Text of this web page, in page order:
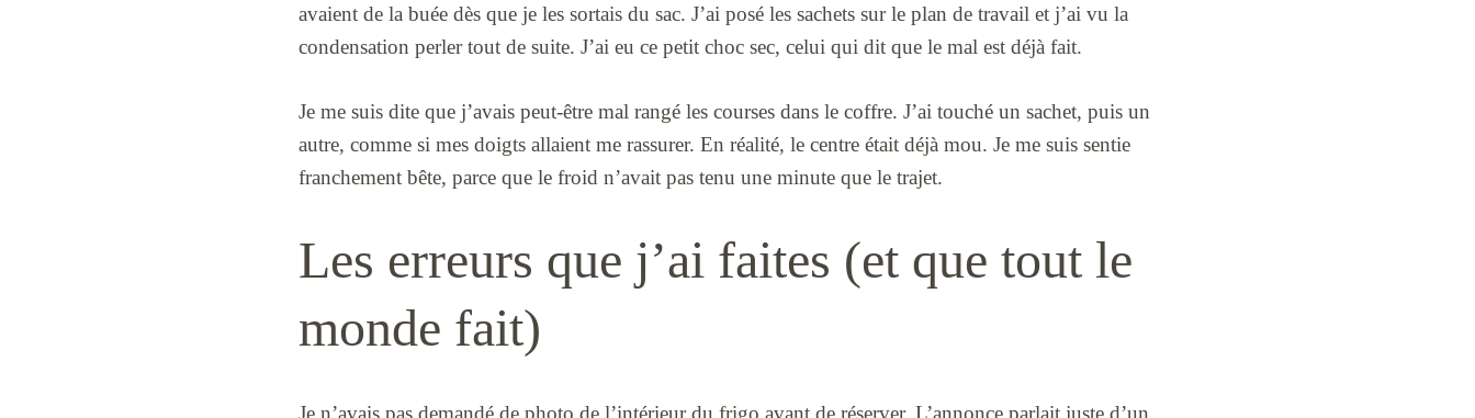
avaient de la buée dès que je les sortais du sac. J’ai posé les sachets sur le plan de travail et j’ai vu la
condensation perler tout de suite. J’ai eu ce petit choc sec, celui qui dit que le mal est déjà fait.
Je me suis dite que j’avais peut-être mal rangé les courses dans le coffre. J’ai touché un sachet, puis un
autre, comme si mes doigts allaient me rassurer. En réalité, le centre était déjà mou. Je me suis sentie
franchement bête, parce que le froid n’avait pas tenu une minute que le trajet.
Les erreurs que j’ai faites (et que tout le
monde fait)
Je n’avais pas demandé de photo de l’intérieur du frigo avant de réserver. L’annonce parlait juste d’un